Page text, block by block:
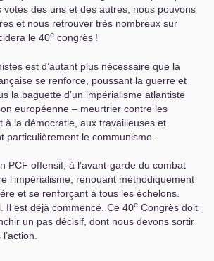
votes des uns et des autres, nous pouvons
et nous retrouver très nombreux sur
le 40e congrès !
est d’autant plus nécessaire que la
se renforce, poussant la guerre et
la baguette d’un impérialisme atlantiste
européenne – meurtrier contre les
à la démocratie, aux travailleuses et
particulièrement le communisme.
PCF offensif, à l’avant-garde du combat
l’impérialisme, renouant méthodiquement
et se renforçant à tous les échelons.
Il est déjà commencé. Ce 40e Congrès doit
un pas décisif, dont nous devons sortir